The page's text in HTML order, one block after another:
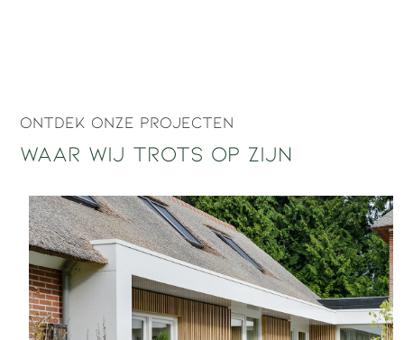
Ontdek onze projecten
Waar wij trots op zijn